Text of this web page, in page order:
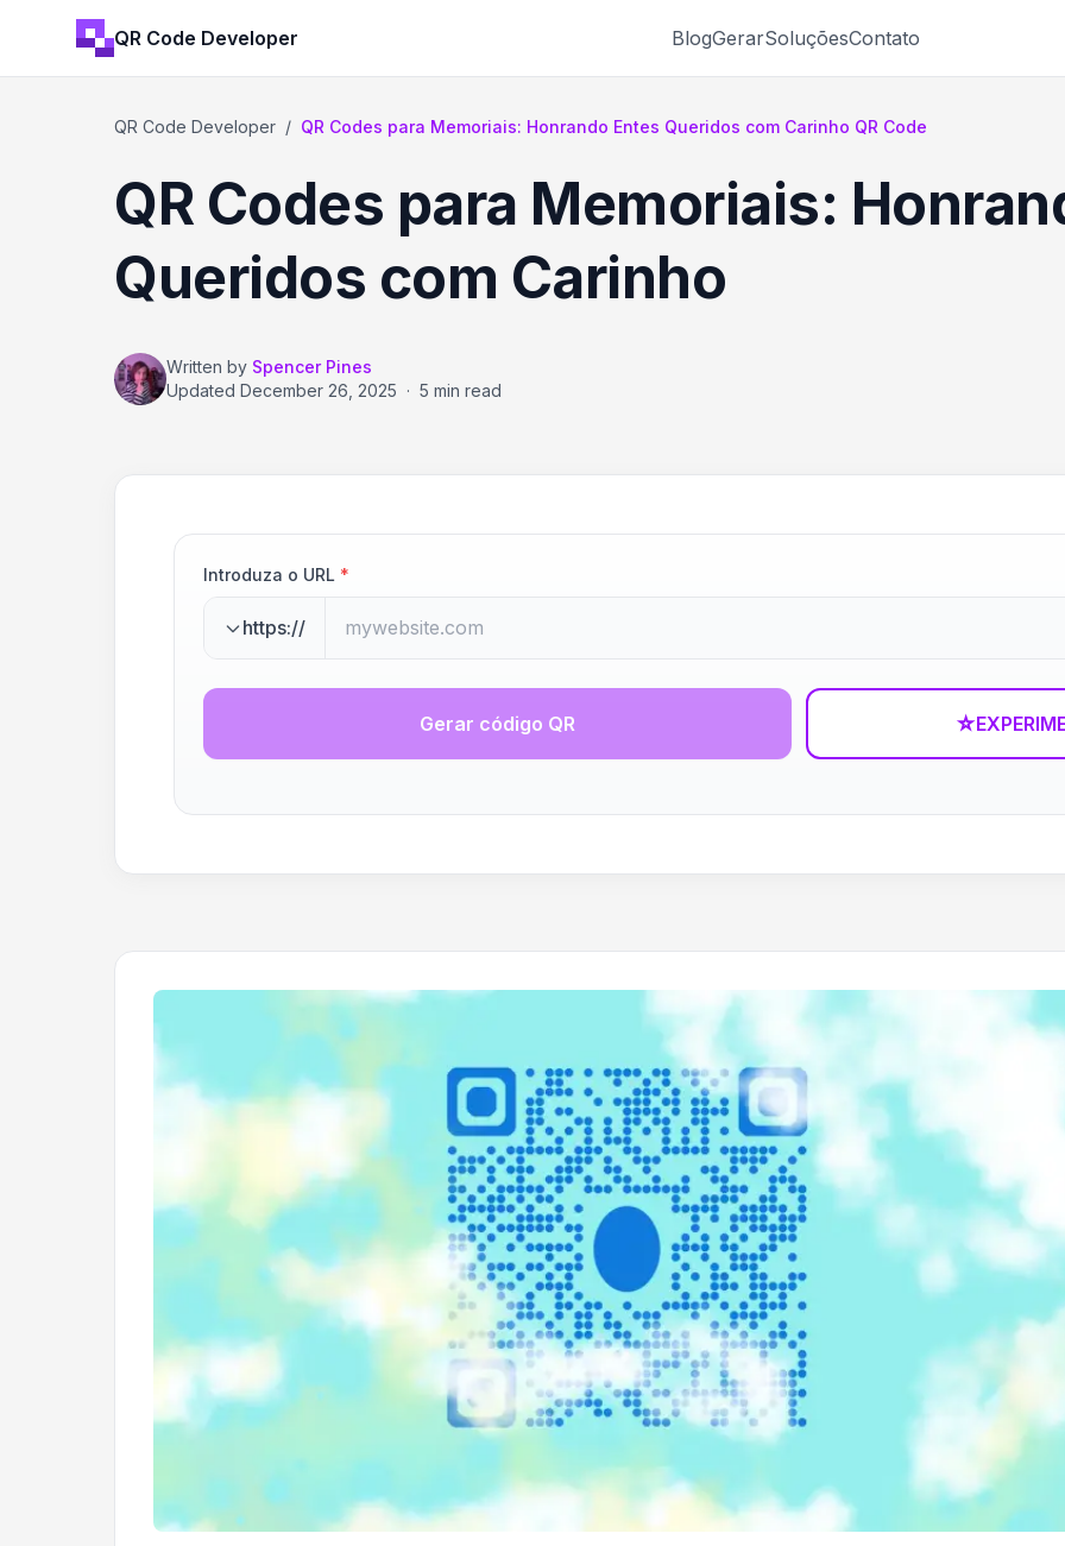
QR Code Developer BlogGerarSoluçõesContato
QR Code Developer / QR Codes para Memoriais: Honrando Entes Queridos com Carinho QR Code
QR Codes para Memoriais:
Queridos com Carinho
Written by Spencer Pines
Updated December 26, 2025 · 5 min read
Introduza o URL *
https://
Gerar código QR ☆